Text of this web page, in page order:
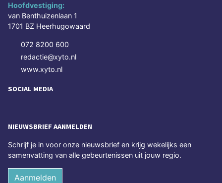
Hoofdvestiging:
van Benthuizenlaan 1
1701 BZ Heerhugowaard
072 8200 600
redactie@xyto.nl
www.xyto.nl
SOCIAL MEDIA
NIEUWSBRIEF AANMELDEN
Schrijf je in voor onze nieuwsbrief en krijg wekelijks een
samenvatting van alle gebeurtenissen uit jouw regio.
Aanmelden